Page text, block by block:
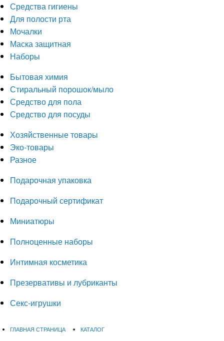
Средства гигиены
Для полости рта
Мочалки
Маска защитная
Наборы
Бытовая химия
Стиральный порошок/мыло
Средство для пола
Средство для посуды
Хозяйственные товары
Эко-товары
Разное
Подарочная упаковка
Подарочный сертификат
Миниатюры
Полноценные наборы
Интимная косметика
Презервативы и лубриканты
Секс-игрушки
ГЛАВНАЯ СТРАНИЦА КАТАЛОГ